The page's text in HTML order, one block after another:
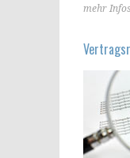
mehr